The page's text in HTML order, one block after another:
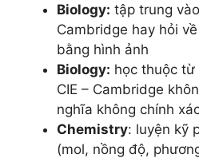
Biology: tập trung
Cambridge hay hỏi
bằng hình ảnh
Biology: học thuộc từ
CIE – Cambridge
nghĩa không chính
Chemistry: luyện kỹ
(mol, nồng độ,